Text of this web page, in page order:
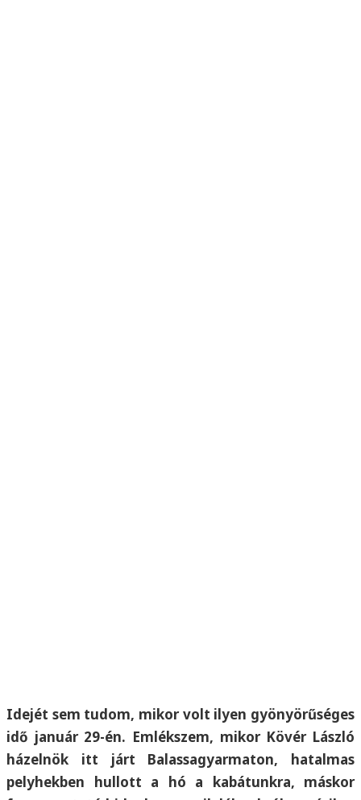
Idejét sem tudom, mikor volt ilyen gyönyörűséges
idő január 29-én. Emlékszem, mikor Kövér László
házelnök itt járt Balassagyarmaton, hatalmas
pelyhekben hullott a hó a kabátunkra, máskor